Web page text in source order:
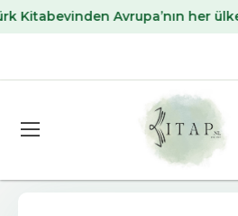
Avrupa’nın her ülkesine